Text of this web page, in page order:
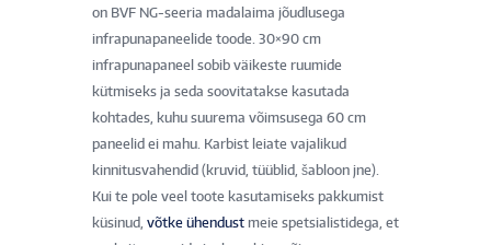
on BVF NG-seeria madalaima jõudlusega
infrapunapaneelide toode. 30×90 cm
infrapunapaneel sobib väikeste ruumide
kütmiseks ja seda soovitatakse kasutada
kohtades, kuhu suurema võimsusega 60 cm
paneelid ei mahu. Karbist leiate vajalikud
kinnitusvahendid (kruvid, tüüblid, šabloon jne).
Kui te pole veel toote kasutamiseks pakkumist
küsinud, võtke ühendust meie spetsialistidega, et